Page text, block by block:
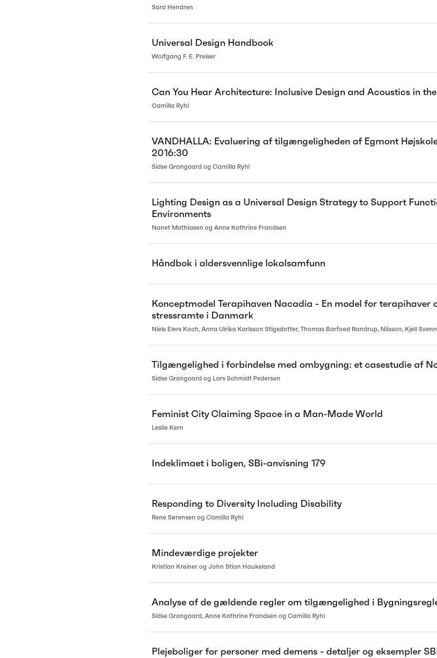
Sara Hendren
Universal Design Handbook
Wolfgang F. E. Preiser
Can You Hear Architecture: Inclusive Design and Acoustics in
Camilla Ryhl
VANDHALLA: Evaluering af tilgængeligheden af Egmont
2016:30
Sidse Grangaard og Camilla Ryhl
Lighting Design as a Universal Design Strategy to Support
Environments
Nanet Mathiasen og Anne Kathrine Frandsen
Håndbok i aldersvennlige lokalsamfunn
Konceptmodel Terapihaven Nacadia - En model for terapihaver
stressramte i Danmark
Niels Elers Koch, Anna Ulrika Karlsson Stigsdotter, Thomas Barfoed Randrup, Nilsson, Kjell
Tilgængelighed i forbindelse med ombygning: et casestudie af
Sidse Grangaard og Lars Schmidt Pedersen
Feminist City Claiming Space in a Man-Made World
Leslie Kern
Indeklimaet i boligen, SBi-anvisning 179
Responding to Diversity Including Disability
Rene Sørensen og Camilla Ryhl
Mindeværdige projekter
Kristian Kreiner og John Stian Haukeland
Analyse af de gældende regler om tilgængelighed i
Sidse Grangaard, Anne Kathrine Frandsen og Camilla Ryhl
Plejeboliger for personer med demens - detaljer og eksempler